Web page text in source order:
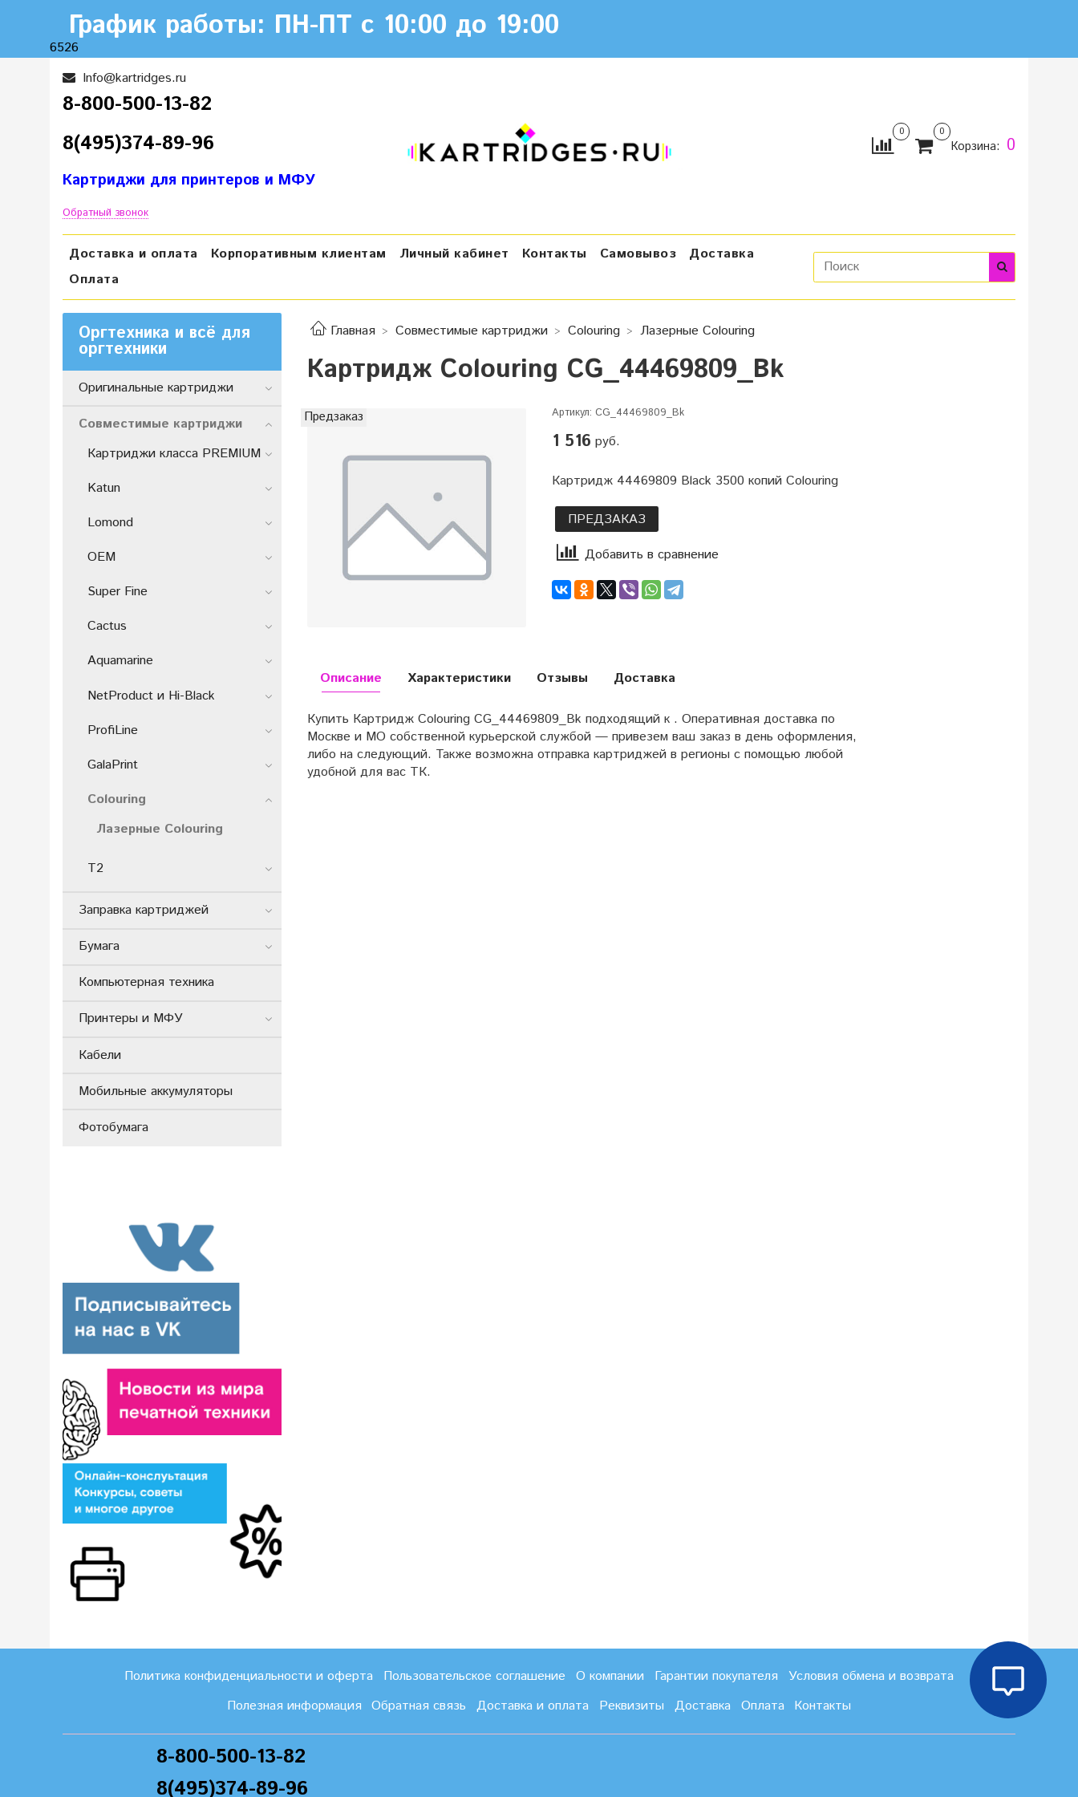
График работы: ПН-ПТ с 10:00 до 19:00
6526
Info@kartridges.ru
8-800-500-13-82
8(495)374-89-96
Картриджи для принтеров и МФУ
Обратный звонок
0 0
Корзина: 0
Доставка и оплата Корпоративным клиентам Личный кабинет Контакты Самовывоз
Доставка
Оплата
Главная Совместимые картриджи Colouring Лазерные Colouring
Картридж Colouring CG_44469809_Bk
Предзаказ Артикул: CG_44469809_Bk
1 516 руб.
Картридж 44469809 Black 3500 копий Colouring
ПРЕДЗАКАЗ
Добавить в сравнение
Описание
Купить Картридж Colouring CG_44469809_Bk подходящий к . Оперативная доставка по
Москве и МО собственной курьерской службой — привезем ваш заказ в день оформления,
либо на следующий. Также возможна отправка картриджей в регионы с помощью любой
удобной для вас ТК.
Характеристики Отзывы Доставка
Оргтехника и всё для
оргтехники
Оригинальные картриджи
Совместимые картриджи
Картриджи класса PREMIUM
Katun
Lomond
OEM
Super Fine
Cactus
Aquamarine
NetProduct и Hi-Black
ProfiLine
GalaPrint
Colouring
Лазерные Colouring
T2
Заправка картриджей
Бумага
Компьютерная техника
Принтеры и МФУ
Кабели
Мобильные аккумуляторы
Фотобумага
Политика конфиденциальности и оферта Пользовательское соглашение О компании Гарантии покупателя
Условия обмена и возврата
Полезная информация Обратная связь Доставка и оплата Реквизиты Доставка Оплата Контакты
8-800-500-13-82
8(495)374-89-96